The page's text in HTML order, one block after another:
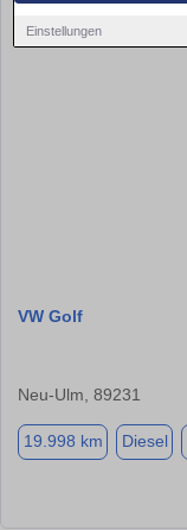
Einstellungen
VW Golf
Neu-Ulm, 89231
19.998 km Diesel